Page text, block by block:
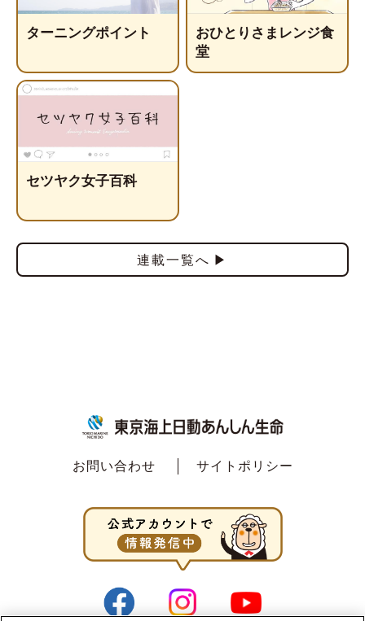
ターニングポイント
おひとりさまレンジ食
堂
セツヤク女子百科
連載一覧へ
お問い合わせ サイトポリシー